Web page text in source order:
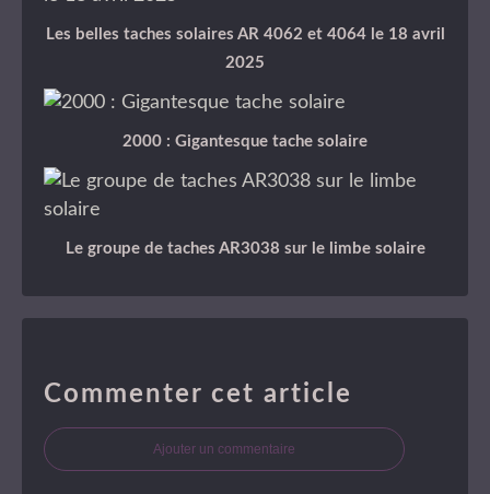
Les belles taches solaires AR 4062 et 4064 le 18 avril
2025
2000 : Gigantesque tache solaire
Le groupe de taches AR3038 sur le limbe solaire
Commenter cet article
Ajouter un commentaire